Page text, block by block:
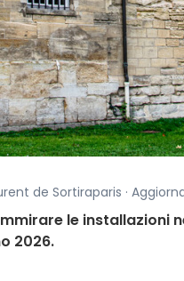
de Sortiraparis ·
le installazioni
2026.